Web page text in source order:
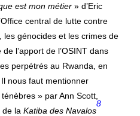
est mon métier » d’Eric
central de lutte contre
les génocides et les crimes de
l’apport de l’OSINT dans
perpétrés au Rwanda, en
nous faut mentionner
» par Ann Scott,
de la Katiba des Navalos
8